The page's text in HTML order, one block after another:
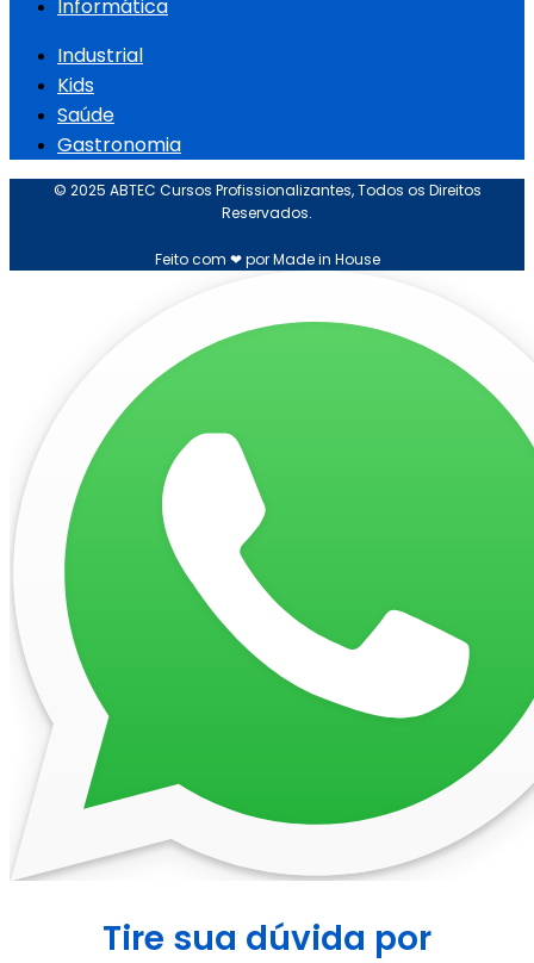
Informática
Industrial
Kids
Saúde
Gastronomia
© 2025 ABTEC Cursos Profissionalizantes, Todos os Direitos
Reservados.
Feito com ❤ por Made in House
Tire sua dúvida por